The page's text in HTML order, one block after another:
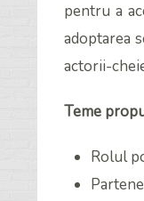
pentru a
adoptarea
actorii-
Teme
Rolul